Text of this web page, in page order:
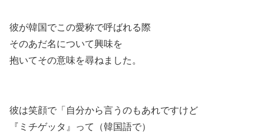
彼が韓国でこの愛称で呼ばれる際
そのあだ名について興味を
抱いてその意味を尋ねました。
彼は笑顔で「自分から言うのもあれですけど
『ミチゲッタ』って（韓国語で）